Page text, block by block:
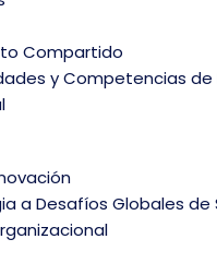
Compartido
y Competencias de
a Desafíos Globales